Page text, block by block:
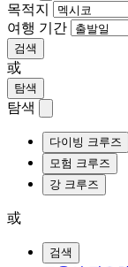
목적지
여행 기간
검색
或
탐색
탐색
다이빙 크루즈
모험 크루즈
강 크루즈
或
검색